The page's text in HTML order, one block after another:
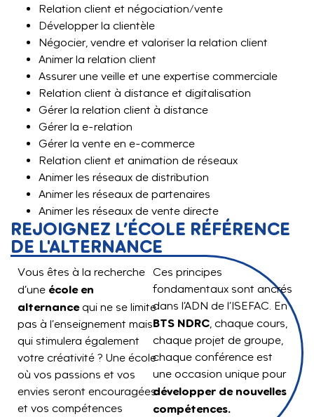
Relation client et négociation/vente
Développer la clientèle
Négocier, vendre et valoriser la relation client
Animer la relation client
Assurer une veille et une expertise commerciale
Relation client à distance et digitalisation
Gérer la relation client à distance
Gérer la e-relation
Gérer la vente en e-commerce
Relation client et animation de réseaux
Animer les réseaux de distribution
Animer les réseaux de partenaires
Animer les réseaux de vente directe
REJOIGNEZ L’ÉCOLE RÉFÉRENCE
DE L'ALTERNANCE
Vous êtes à la recherche
d’une école en
alternancequi ne se limite
pas à l’enseignement mais
qui stimulera également
votre créativité ? Une école
où vos passions et vos
envies seront encouragées
et vos compétences
Ces principes
fondamentaux sont ancrés
dans l’ADN de l’ISEFAC. En
BTS NDRC, chaque cours,
chaque projet de groupe,
chaque conférence est
une occasion unique pour
développer de nouvelles
compétences.